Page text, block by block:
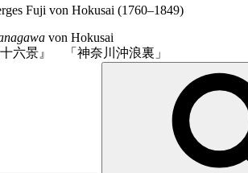
von Hokusai
六景』 「神奈川沖浪裏」